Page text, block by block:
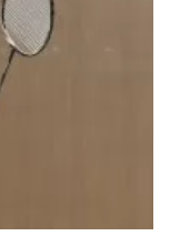
tampil